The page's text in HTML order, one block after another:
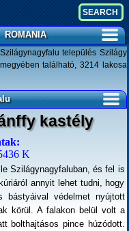
ROMANIA
Szilágynagyfalu település Szilágy
megyében található, 3214 lakosa
kastély
K
Szilágynagyfaluban, és fel is
annyit lehet tudni, hogy
bástyáival védelmet nyújtott
körül. A falakon belül volt a
bolthajtásos pince húzódott.